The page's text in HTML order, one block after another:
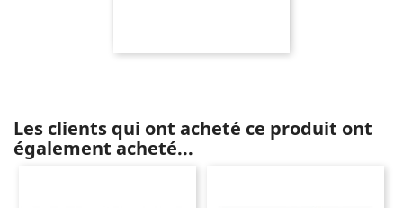
Les clients qui ont acheté ce produit ont
également acheté...